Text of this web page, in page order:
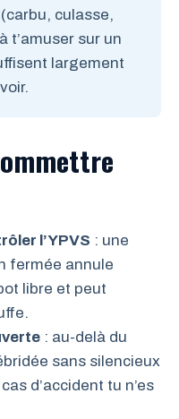
culasse,
t’amuser sur un
largement
l’YPVS : une
fermée annule
libre et peut
: au-delà du
sans silencieux
d’accident tu n’es